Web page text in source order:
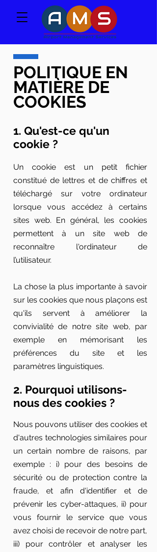
POLITIQUE EN
MATIÈRE DE
COOKIES
1. Qu'est-ce qu'un
cookie ?
Un cookie est un petit fichier
constitué de lettres et de chiffres et
téléchargé sur votre ordinateur
lorsque vous accédez à certains
sites web. En général, les cookies
permettent à un site web de
reconnaître l'ordinateur de
l’utilisateur.
La chose la plus importante à savoir
sur les cookies que nous plaçons est
qu'ils servent à améliorer la
convivialité de notre site web, par
exemple en mémorisant les
préférences du site et les
paramètres linguistiques.
2. Pourquoi utilisons-
nous des cookies ?
Nous pouvons utiliser des cookies et
d'autres technologies similaires pour
un certain nombre de raisons, par
exemple : i) pour des besoins de
sécurité ou de protection contre la
fraude, et afin d'identifier et de
prévenir les cyber-attaques, ii) pour
vous fournir le service que vous
avez choisi de recevoir de notre part,
iii) pour contrôler et analyser les